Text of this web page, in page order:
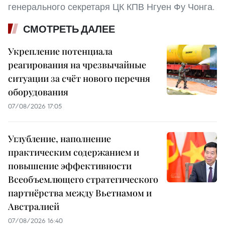
генерального секретаря ЦК КПВ Нгуен Фу Чонга.
СМОТРЕТЬ ДАЛЕЕ
Укрепление потенциала
реагирования на чрезвычайные
ситуации за счёт нового перечня
оборудования
07/08/2026 17:05
Углубление, наполнение
практическим содержанием и
повышение эффективности
Всеобъемлющего стратегического
партнёрства между Вьетнамом и
Австралией
07/08/2026 16:40